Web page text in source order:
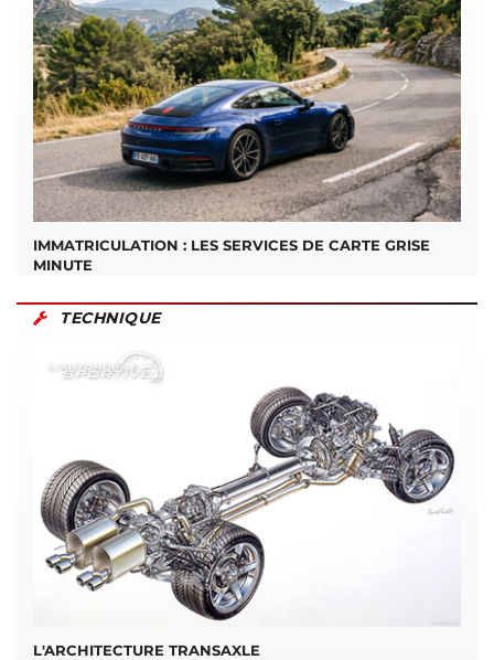
IMMATRICULATION : LES SERVICES DE CARTE GRISE
MINUTE
TECHNIQUE
L'ARCHITECTURE TRANSAXLE